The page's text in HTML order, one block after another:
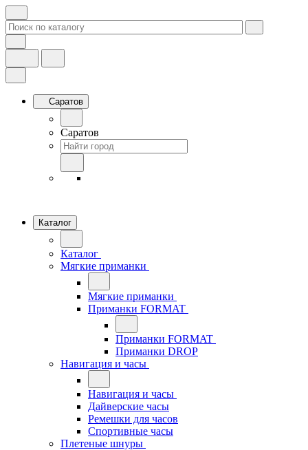
Саратов
Саратов
Каталог
Каталог
Мягкие приманки
Мягкие приманки
Приманки FORMAT
Приманки FORMAT
Приманки DROP
Навигация и часы
Навигация и часы
Дайверские часы
Ремешки для часов
Спортивные часы
Плетеные шнуры